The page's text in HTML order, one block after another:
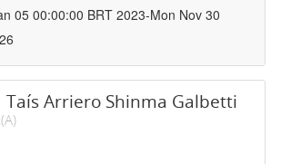
05 00:00:00 BRT 2023-Mon Nov 30
Taís Arriero Shinma Galbetti